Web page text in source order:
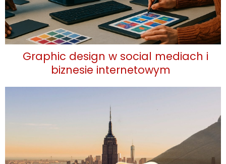
Graphic design w social mediach i
biznesie internetowym